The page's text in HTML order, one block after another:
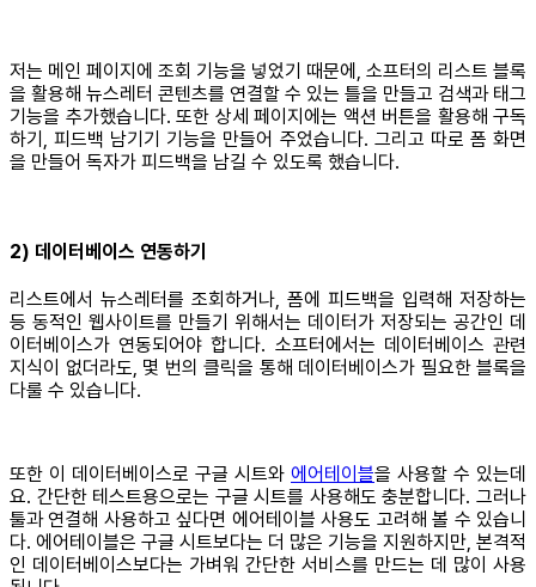
저는 메인 페이지에 조회 기능을 넣었기 때문에, 소프터의 리스트 블록
을 활용해 뉴스레터 콘텐츠를 연결할 수 있는 틀을 만들고 검색과 태그
기능을 추가했습니다. 또한 상세 페이지에는 액션 버튼을 활용해 구독
하기, 피드백 남기기 기능을 만들어 주었습니다. 그리고 따로 폼 화면
을 만들어 독자가 피드백을 남길 수 있도록 했습니다.
2) 데이터베이스 연동하기
리스트에서 뉴스레터를 조회하거나, 폼에 피드백을 입력해 저장하는
등 동적인 웹사이트를 만들기 위해서는 데이터가 저장되는 공간인 데
이터베이스가 연동되어야 합니다. 소프터에서는 데이터베이스 관련
지식이 없더라도, 몇 번의 클릭을 통해 데이터베이스가 필요한 블록을
다룰 수 있습니다.
또한 이 데이터베이스로 구글 시트와 에어테이블을 사용할 수 있는데
요. 간단한 테스트용으로는 구글 시트를 사용해도 충분합니다. 그러나
툴과 연결해 사용하고 싶다면 에어테이블 사용도 고려해 볼 수 있습니
다. 에어테이블은 구글 시트보다는 더 많은 기능을 지원하지만, 본격적
인 데이터베이스보다는 가벼워 간단한 서비스를 만드는 데 많이 사용